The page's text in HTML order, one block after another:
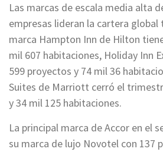
Las marcas de escala media alta
empresas lideran la cartera
marca Hampton Inn de Hilton
mil 607 habitaciones, Holiday Inn
599 proyectos y 74 mil 36
Suites de Marriott cerró el
y 34 mil 125 habitaciones.
La principal marca de Accor en el
su marca de lujo Novotel con 137